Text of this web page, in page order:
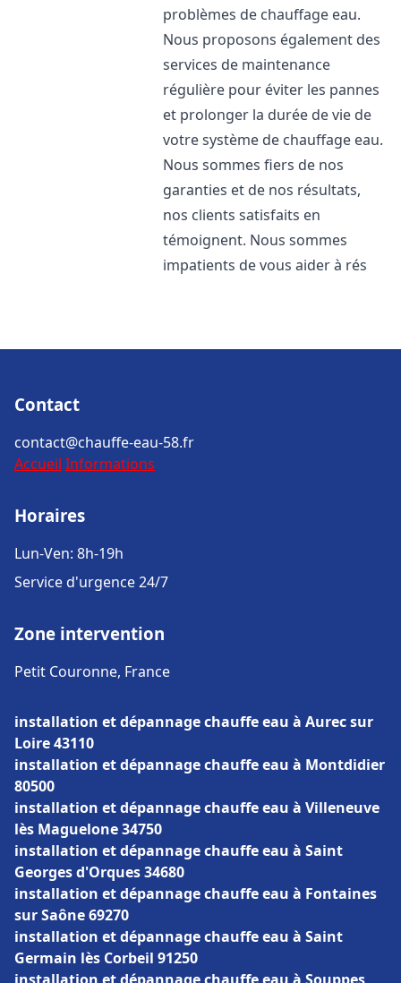
problèmes de chauffage eau.
Nous proposons également des
services de maintenance
régulière pour éviter les pannes
et prolonger la durée de vie de
votre système de chauffage eau.
Nous sommes fiers de nos
garanties et de nos résultats,
nos clients satisfaits en
témoignent. Nous sommes
impatients de vous aider à rés
Contact
contact@chauffe-eau-58.fr
Accueil Informations
Horaires
Lun-Ven: 8h-19h
Service d'urgence 24/7
Zone intervention
Petit Couronne, France
installation et dépannage chauffe eau à Aurec sur
Loire 43110
installation et dépannage chauffe eau à Montdidier
80500
installation et dépannage chauffe eau à Villeneuve
lès Maguelone 34750
installation et dépannage chauffe eau à Saint
Georges d'Orques 34680
installation et dépannage chauffe eau à Fontaines
sur Saône 69270
installation et dépannage chauffe eau à Saint
Germain lès Corbeil 91250